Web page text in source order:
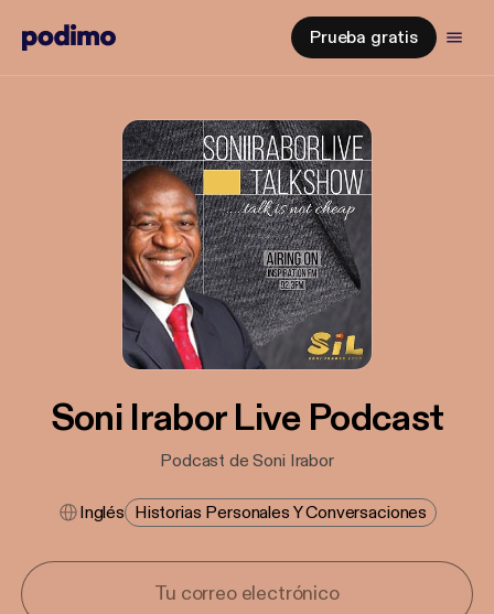
Prueba gratis
Soni Irabor Live Podcast
Podcast de Soni Irabor
Inglés Historias Personales Y Conversaciones